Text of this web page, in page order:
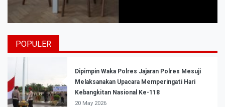
POPULER
Dipimpin Waka Polres Jajaran Polres Mesuji
Melaksanakan Upacara Memperingati Hari
Kebangkitan Nasional Ke-118
20 May 2026